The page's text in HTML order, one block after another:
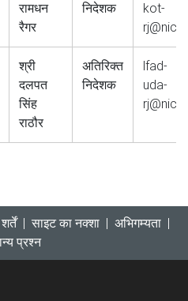
रामधन
रैगर
निदेशक
kot-
rj@nic.in
श्री
दलपत
सिंह
राठौर
अतिरिक्त
निदेशक
lfad-
uda-
rj@nic.in
| साइट का नक्‍शा | अभिगम्यता |
प्रश्न